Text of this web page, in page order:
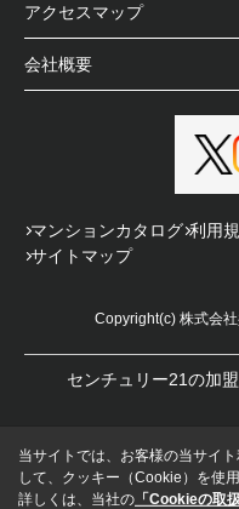
アクセスマップ
会社概要
マンションカタログ 利用
サイトマップ
Copyright(c) 株式会
センチュリー21の加
当サイトでは、お客様の当サイ
して、クッキー（Cookie）を使用
詳しくは、当社の 「Cookieの取